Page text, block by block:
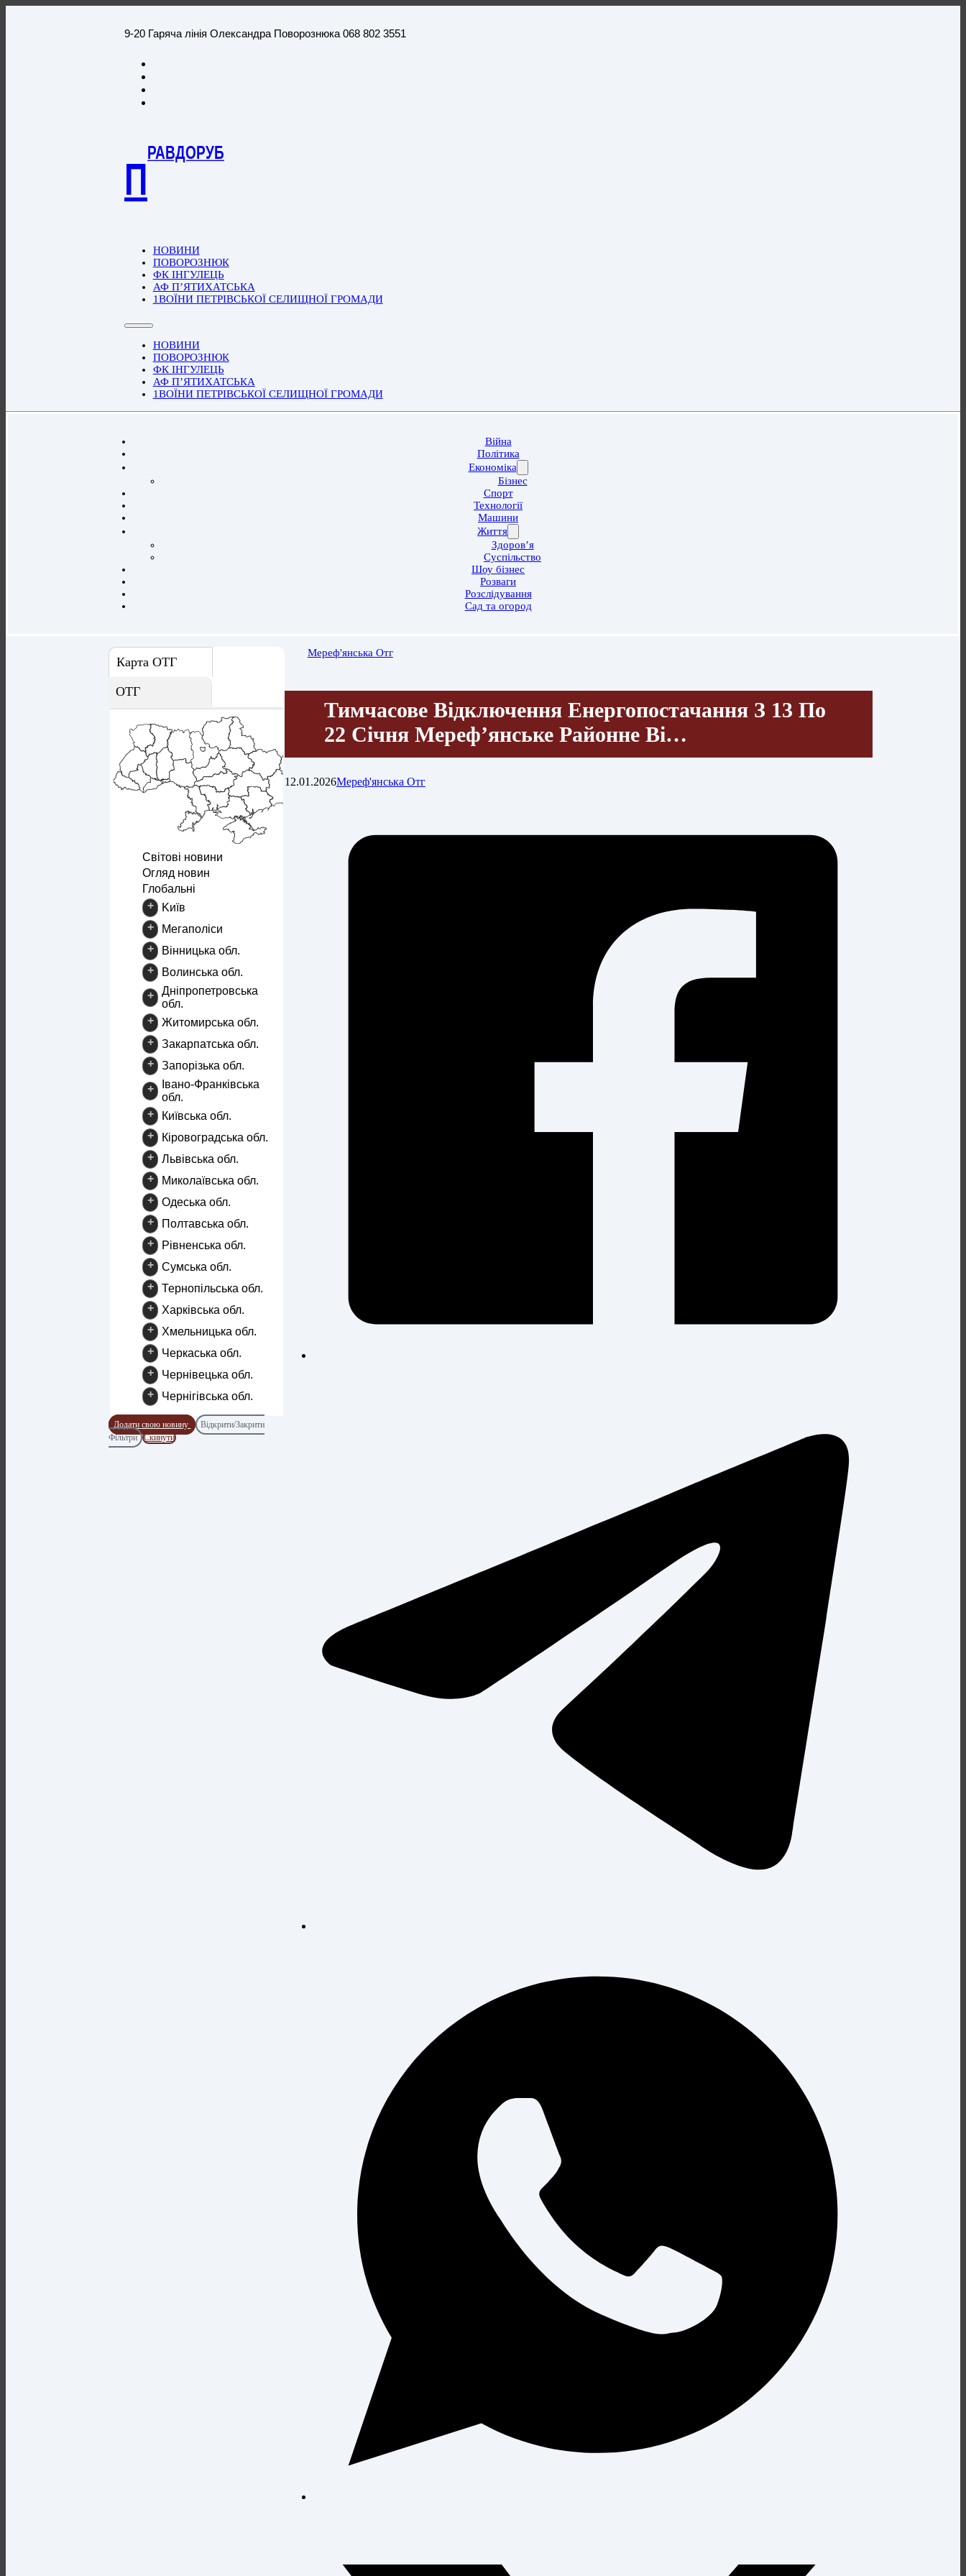
9-20 Гаряча лінія Олександра Поворознюка 068 802 3551
П
РАВДОРУБ
НОВИНИ
ПОВОРОЗНЮК
ФК ІНГУЛЕЦЬ
АФ П’ЯТИХАТСЬКА
1ВОЇНИ ПЕТРІВСЬКОЇ СЕЛИЩНОЇ ГРОМАДИ
НОВИНИ
ПОВОРОЗНЮК
ФК ІНГУЛЕЦЬ
АФ П’ЯТИХАТСЬКА
1ВОЇНИ ПЕТРІВСЬКОЇ СЕЛИЩНОЇ ГРОМАДИ
Війна
Політика
Економіка
Бізнес
Спорт
Технології
Машини
Життя
Здоров’я
Суспільство
Шоу бізнес
Розваги
Розслідування
Сад та огород
Карта ОТГ
ОТГ
Світові новини
Огляд новин
Глобальні
+
Kиїв
+
Mегаполіси
+
Вінницька обл.
+
Волинська обл.
+
Дніпропетровська
обл.
+
Житомирська обл.
+
Закарпатська обл.
+
Запорізька обл.
+
Івано-Франківська
обл.
+
Київська обл.
+
Кіровоградська обл.
+
Львівська обл.
+
Миколаївська обл.
+
Одеська обл.
+
Полтавська обл.
+
Рівненська обл.
+
Сумська обл.
+
Тернопільська обл.
+
Харківська обл.
+
Хмельницька обл.
+
Черкаська обл.
+
Чернівецька обл.
+
Чернігівська обл.
Додати свою новину
Відкрити/Закрити
Фільтри
Скинути
Мереф'янська Отг
Тимчасове Відключення Енергопостачання З 13 По
22 Січня Мереф’янське Районне Ві…
12.01.2026Мереф'янська Отг